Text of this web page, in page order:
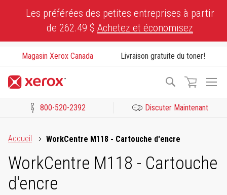
Les préférées des petites entreprises à partir
de 262.49 $ Achetez et économisez
Magasin Xerox Canada Livraison gratuite du toner!
Recherche
800-520-2392 Discuter Maintenant
Accueil
WorkCentre M118 - Cartouche d'encre
WorkCentre M118 - Cartouche
d'encre